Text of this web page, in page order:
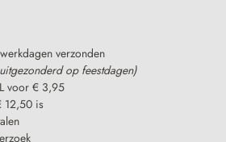
verzonden
op feestdagen)
voor € 3,95
12,50 is